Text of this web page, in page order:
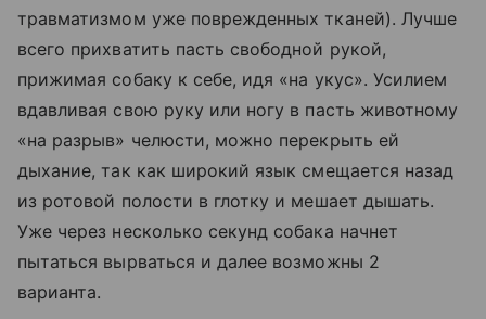
травматизмом уже поврежденных тканей). Лучше
всего прихватить пасть свободной рукой,
прижимая собаку к себе, идя «на укус». Усилием
вдавливая свою руку или ногу в пасть животному
«на разрыв» челюсти, можно перекрыть ей
дыхание, так как широкий язык смещается назад
из ротовой полости в глотку и мешает дышать.
Уже через несколько секунд собака начнет
пытаться вырваться и далее возможны 2
варианта.